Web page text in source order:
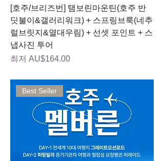
[호주/브리즈번] 탬보린마운틴(호주 반
딧불이&갤러리워크) + 스프링브룩(네추
럴브릿지&열대우림) + 선셋 포인트 + 스
냅사진 투어
최저 AU$164.00
할인가
Best Seller